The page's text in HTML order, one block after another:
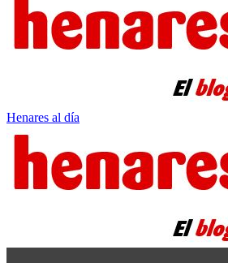
Henares al día